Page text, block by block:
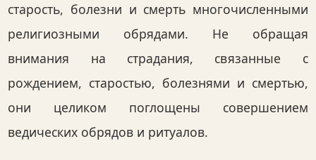
старость, болезни и смерть многочисленными
религиозными обрядами. Не обращая
внимания на страдания, связанные с
рождением, старостью, болезнями и смертью,
они целиком поглощены совершением
ведических обрядов и ритуалов.